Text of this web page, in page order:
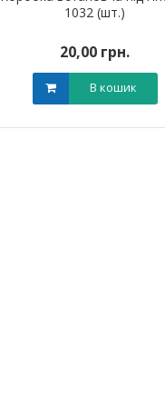
В кошик
1032 (шт.)
20,00 грн.
В кошик